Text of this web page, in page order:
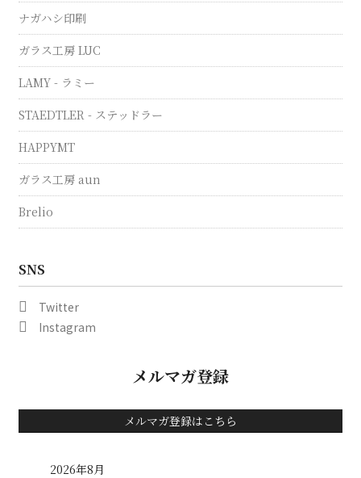
ナガハシ印刷
ガラス工房 LUC
LAMY - ラミー
STAEDTLER - ステッドラー
HAPPYMT
ガラス工房 aun
Brelio
SNS
Twitter
Instagram
メルマガ登録
メルマガ登録はこちら
2026年8月